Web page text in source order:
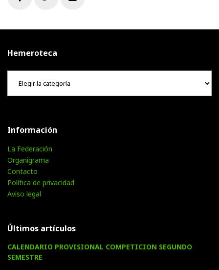
Hemeroteca
Hemeroteca
Información
La Federación
Organigrama
Contacto
Política de privacidad
Aviso legal
Últimos artículos
CALENDARIO PROVISIONAL COMPETICION SEGUNDO
SEMESTRE